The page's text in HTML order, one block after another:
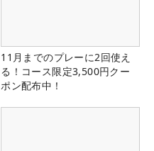
11月までのプレーに2回使え
る！コース限定3,500円クー
ポン配布中！